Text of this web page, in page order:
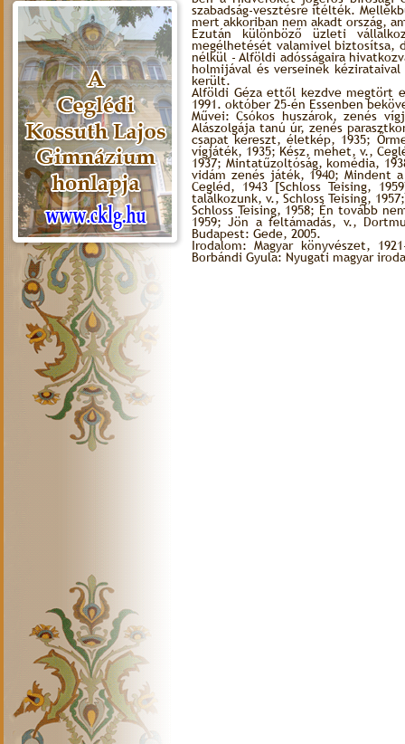
szabadság-vesztésre ítélték.
mert akkoriban nem akadt ország,
Ezután különböző üzleti
megélhetését valamivel biztosítsa,
nélkül - Alföldi adósságaira
holmijával és verseinek
került.
Alföldi Géza ettől kezdve megtört
1991. október 25-én Essenben
Művei: Csókos huszárok, zenés
Alászolgája tanú úr, zenés
csapat kereszt, életkép, 1935;
vígjáték, 1935; Kész, mehet, v.,
1937; Mintatűzoltóság, komédia,
vidám zenés játék, 1940; Mindent
Cegléd, 1943 [Schloss Teising,
találkozunk, v., Schloss Teising,
Schloss Teising, 1958; Én tovább
1959; Jön a feltámadás, v.,
Budapest: Gede, 2005.
Irodalom: Magyar könyvészet,
Borbándi Gyula: Nyugati magyar